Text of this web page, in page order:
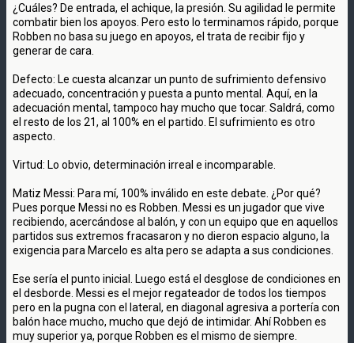
¿Cuáles? De entrada, el achique, la presión. Su agilidad le permite
combatir bien los apoyos. Pero esto lo terminamos rápido, porque
Robben no basa su juego en apoyos, el trata de recibir fijo y
generar de cara.
Defecto: Le cuesta alcanzar un punto de sufrimiento defensivo
adecuado, concentración y puesta a punto mental. Aquí, en la
adecuación mental, tampoco hay mucho que tocar. Saldrá, como
el resto de los 21, al 100% en el partido. El sufrimiento es otro
aspecto.
Virtud: Lo obvio, determinación irreal e incomparable.
Matiz Messi: Para mí, 100% inválido en este debate. ¿Por qué?
Pues porque Messi no es Robben. Messi es un jugador que vive
recibiendo, acercándose al balón, y con un equipo que en aquellos
partidos sus extremos fracasaron y no dieron espacio alguno, la
exigencia para Marcelo es alta pero se adapta a sus condiciones.
Ese sería el punto inicial. Luego está el desglose de condiciones en
el desborde. Messi es el mejor regateador de todos los tiempos
pero en la pugna con el lateral, en diagonal agresiva a portería con
balón hace mucho, mucho que dejó de intimidar. Ahí Robben es
muy superior ya, porque Robben es el mismo de siempre.